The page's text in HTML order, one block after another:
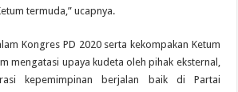
termuda,” ucapnya.
Kongres PD 2020 serta kekompakan Ketum
mengatasi upaya kudeta oleh pihak eksternal,
kepemimpinan berjalan baik di Partai